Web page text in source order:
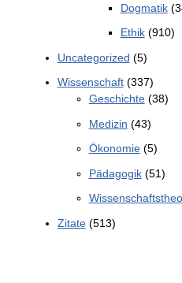
Dogmatik
Ethik(910)
Uncategorized (5)
Wissenschaft(337)
Geschichte(38)
Medizin (43)
Ökonomie(5)
Pädagogik(51)
Zitate(513)